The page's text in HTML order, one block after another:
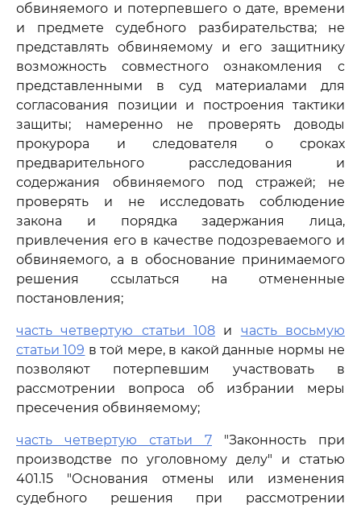
обвиняемого и потерпевшего о дате, времени
и предмете судебного разбирательства; не
представлять обвиняемому и его защитнику
возможность совместного ознакомления с
представленными в суд материалами для
согласования позиции и построения тактики
защиты; намеренно не проверять доводы
прокурора и следователя о сроках
предварительного расследования и
содержания обвиняемого под стражей; не
проверять и не исследовать соблюдение
закона и порядка задержания лица,
привлечения его в качестве подозреваемого и
обвиняемого, а в обоснование принимаемого
решения ссылаться на отмененные
постановления;
часть четвертую статьи 108 и часть восьмую
статьи 109 в той мере, в какой данные нормы не
позволяют потерпевшим участвовать в
рассмотрении вопроса об избрании меры
пресечения обвиняемому;
часть четвертую статьи 7 "Законность при
производстве по уголовному делу" и статью
401.15 "Основания отмены или изменения
судебного решения при рассмотрении